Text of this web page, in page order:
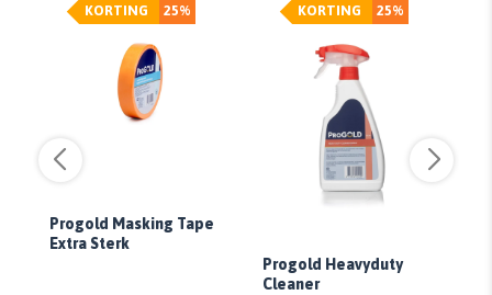
25%
KORTING
Progold Masking Tape
Extra Sterk
25%
KORTING
Progold Heavyduty
Cleaner